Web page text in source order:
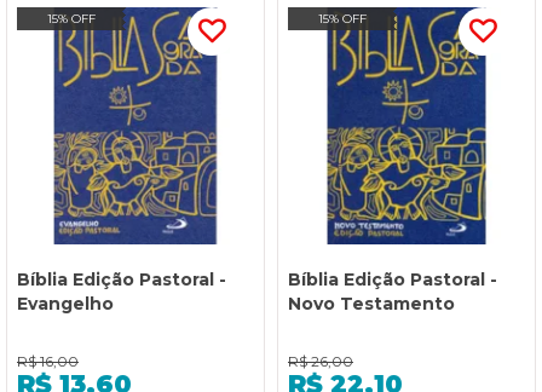
15% OFF
Bíblia Edição Pastoral -
Evangelho
R$ 16,00
R$ 13,60
15% OFF
Bíblia Edição Pastoral -
Novo Testamento
R$ 26,00
R$ 22,10